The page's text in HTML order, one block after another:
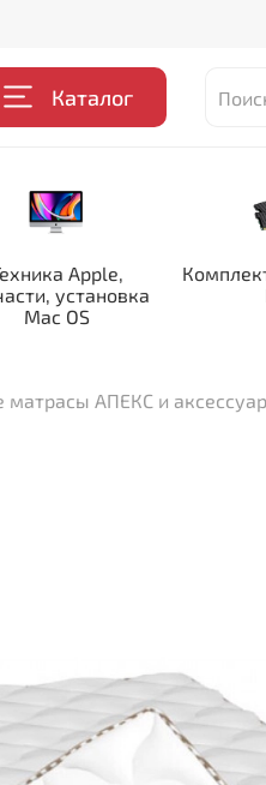
Каталог
Apple,
установка
Mac OS
матрасы АПЕКС и